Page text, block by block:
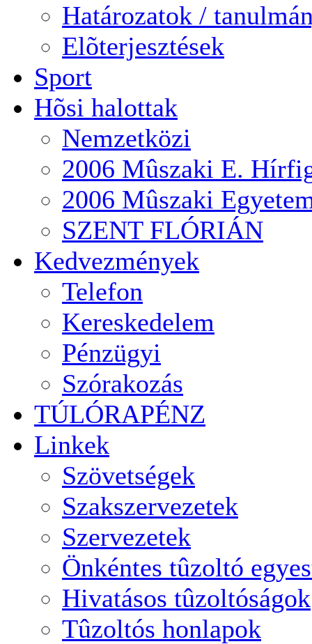
Határozatok /
Elõterjesztések
Sport
Hõsi halottak
Nemzetközi
2006 Mûszaki E.
2006 Mûszaki
SZENT FLÓRIÁN
Kedvezmények
Telefon
Kereskedelem
Pénzügyi
Szórakozás
TÚLÓRAPÉNZ
Linkek
Szövetségek
Szakszervezetek
Szervezetek
Önkéntes tûzoltó
Hivatásos tûzoltóságok
Tûzoltós honlapok